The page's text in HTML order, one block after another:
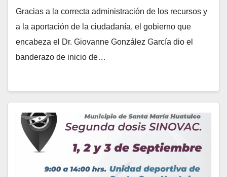
Gracias a la correcta administración de los recursos y
a la aportación de la ciudadanía, el gobierno que
encabeza el Dr. Giovanne González García dio el
banderazo de inicio de…